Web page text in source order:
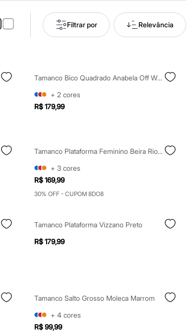
Filtrar por Relevância
Tamanco Bico Quadrado Anabela Off White
+ 2 cores
R$ 179,99
Tamanco Plataforma Feminino Beira Rio Off White
+ 3 cores
R$ 169,99
30% OFF - CUPOM 8DO8
Tamanco Plataforma Vizzano Preto
R$ 179,99
Tamanco Salto Grosso Moleca Marrom
+ 4 cores
R$ 99,99